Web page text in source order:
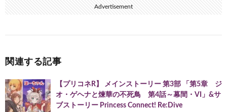
Advertisement
関連する記事
【プリコネR】 メインストーリー 第3部 「第5章 ジ
オ・ゲヘナと煉華の不死鳥 第4話～幕間・VI」&サ
ブストーリー Princess Connect! Re:Dive